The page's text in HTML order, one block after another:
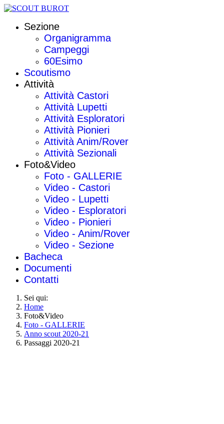
Sezione
Organigramma
Campeggi
60Esimo
Scoutismo
Attività
Attività Castori
Attività Lupetti
Attività Esploratori
Attività Pionieri
Attività Anim/Rover
Attività Sezionali
Foto&Video
Foto - GALLERIE
Video - Castori
Video - Lupetti
Video - Esploratori
Video - Pionieri
Video - Anim/Rover
Video - Sezione
Bacheca
Documenti
Contatti
Sei qui:
Home
Foto&Video
Foto - GALLERIE
Anno scout 2020-21
Passaggi 2020-21